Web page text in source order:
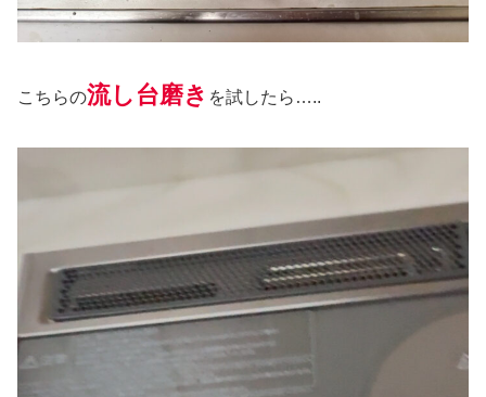
こちらの流し台磨き を試したら…..